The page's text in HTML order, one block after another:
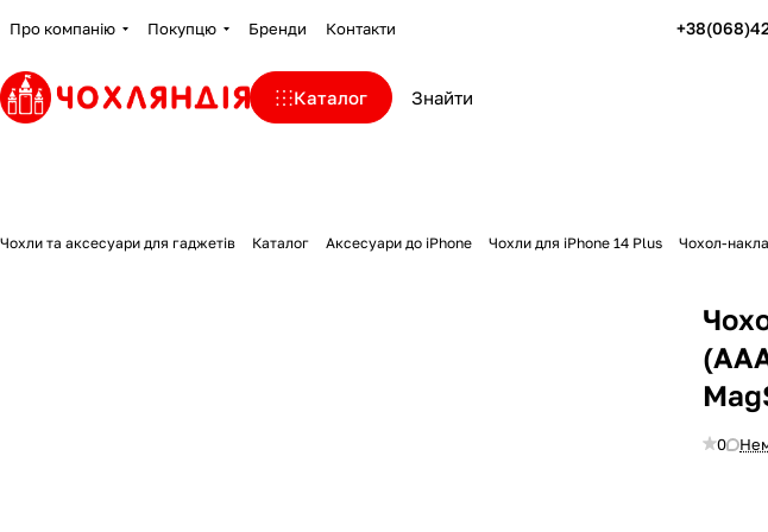
Про компанію Покупцю Бренди Контакти
Каталог
Чохли та аксесуари для гаджетів Каталог Аксесуари до iPhone Чохли для iPhone 14 Plus Чохол-
0